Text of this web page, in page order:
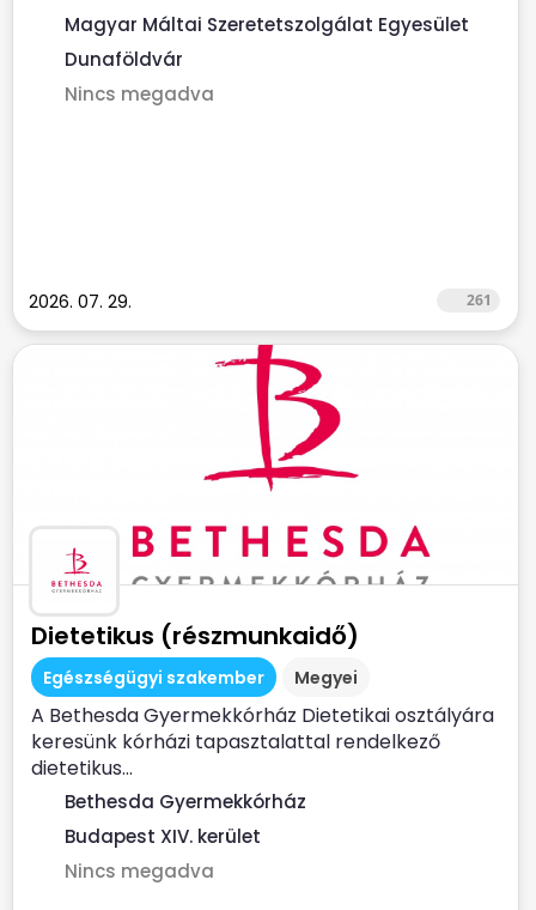
Magyar Máltai Szeretetszolgálat Egyesület
Dunaföldvár
Nincs megadva
2026. 07. 29. 261
Dietetikus (részmunkaidő)
Egészségügyi szakember Megyei
A Bethesda Gyermekkórház Dietetikai osztályára
keresünk kórházi tapasztalattal rendelkező
dietetikus...
Bethesda Gyermekkórház
Budapest XIV. kerület
Nincs megadva